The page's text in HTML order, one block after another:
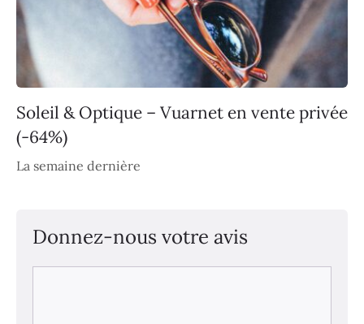
Soleil & Optique – Vuarnet en vente privée
(-64%)
La semaine dernière
Donnez-nous votre avis